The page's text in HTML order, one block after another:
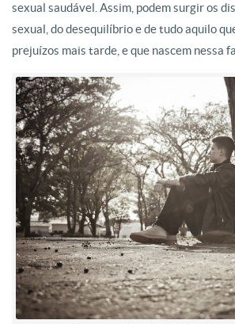
sexual saudável. Assim, podem surgir os
sexual, do desequilíbrio e de tudo aquilo
prejuízos mais tarde, e que nascem nessa